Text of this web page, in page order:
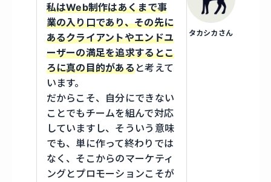
タカシカさん
私はWeb制作はあくまで事
業の入り口であり、その先に
あるクライアントやエンドユ
ーザーの満足を追求するとこ
ろに真の目的があると考えて
います。
だからこそ、自分にできない
ことでもチームを組んで対応
していますし、そういう意味
でも、単に作って終わりでは
なく、そこからのマーケティ
ングとプロモーションこそが